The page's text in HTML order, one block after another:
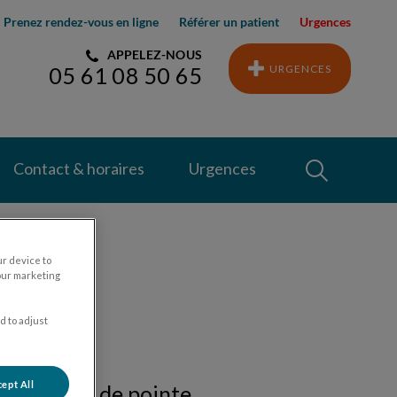
Prenez rendez-vous en ligne Référer un patient Urgences
APPELEZ-NOUS
05 61 08 50 65 URGENCES
Contact & horaires Urgences
device to
marketing
to adjust
All